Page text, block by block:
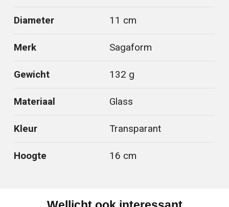
Diameter 11 cm
Merk Sagaform
Gewicht 132 g
Materiaal Glass
Kleur Transparant
Hoogte 16 cm